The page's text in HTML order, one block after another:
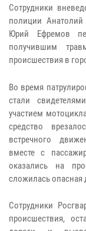
Сотрудники
полиции
Юрий Ефремов
получившим
происшествия в
Во время
стали
участием
средство
встречного
вместе с
оказались на
сложилась опасная
Сотрудники
происшествия,